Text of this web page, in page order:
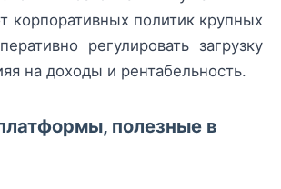
корпоративных политик крупных
регулировать загрузку
на доходы и рентабельность.
полезные в